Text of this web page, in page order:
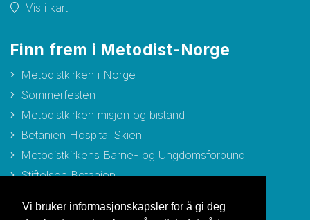
Vi bruker informasjonskapsler for å gi deg
Vis i kart
Finn frem i Metodist-Norge
Metodistkirken i Norge
Sommerfesten
Metodistkirken misjon og bistand
Betanien Hospital Skien
Metodistkirkens Barne- og Ungdomsforbund
Stiftelsen Betanien